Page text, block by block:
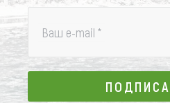
Ваш e-mail *